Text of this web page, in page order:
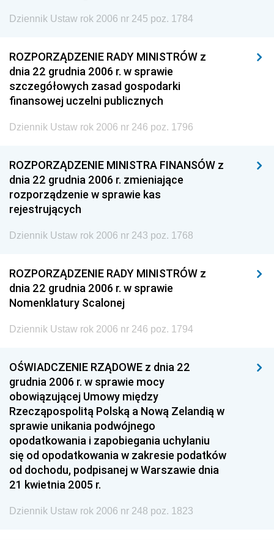
Dziennik Ustaw rok 2006 nr 245 poz. 1784
ROZPORZĄDZENIE RADY MINISTRÓW z
dnia 22 grudnia 2006 r. w sprawie
szczegółowych zasad gospodarki
finansowej uczelni publicznych
Dziennik Ustaw rok 2006 nr 246 poz. 1796
ROZPORZĄDZENIE MINISTRA FINANSÓW z
dnia 22 grudnia 2006 r. zmieniające
rozporządzenie w sprawie kas
rejestrujących
Dziennik Ustaw rok 2006 nr 243 poz. 1768
ROZPORZĄDZENIE RADY MINISTRÓW z
dnia 22 grudnia 2006 r. w sprawie
Nomenklatury Scalonej
Dziennik Ustaw rok 2006 nr 246 poz. 1794
OŚWIADCZENIE RZĄDOWE z dnia 22
grudnia 2006 r. w sprawie mocy
obowiązującej Umowy między
Rzecząpospolitą Polską a Nową Zelandią w
sprawie unikania podwójnego
opodatkowania i zapobiegania uchylaniu
się od opodatkowania w zakresie podatków
od dochodu, podpisanej w Warszawie dnia
21 kwietnia 2005 r.
Dziennik Ustaw rok 2006 nr 248 poz. 1823